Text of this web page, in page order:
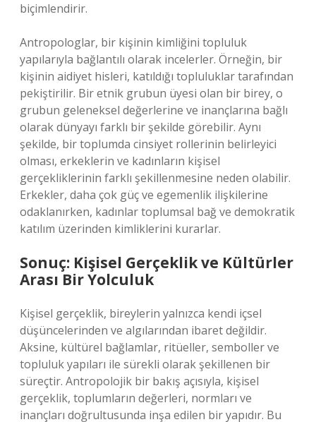
biçimlendirir.
Antropologlar, bir kişinin kimliğini topluluk
yapılarıyla bağlantılı olarak incelerler. Örneğin, bir
kişinin aidiyet hisleri, katıldığı topluluklar tarafından
pekiştirilir. Bir etnik grubun üyesi olan bir birey, o
grubun geleneksel değerlerine ve inançlarına bağlı
olarak dünyayı farklı bir şekilde görebilir. Aynı
şekilde, bir toplumda cinsiyet rollerinin belirleyici
olması, erkeklerin ve kadınların kişisel
gerçekliklerinin farklı şekillenmesine neden olabilir.
Erkekler, daha çok güç ve egemenlik ilişkilerine
odaklanırken, kadınlar toplumsal bağ ve demokratik
katılım üzerinden kimliklerini kurarlar.
Sonuç: Kişisel Gerçeklik ve Kültürler
Arası Bir Yolculuk
Kişisel gerçeklik, bireylerin yalnızca kendi içsel
düşüncelerinden ve algılarından ibaret değildir.
Aksine, kültürel bağlamlar, ritüeller, semboller ve
topluluk yapıları ile sürekli olarak şekillenen bir
süreçtir. Antropolojik bir bakış açısıyla, kişisel
gerçeklik, toplumların değerleri, normları ve
inançları doğrultusunda inşa edilen bir yapıdır. Bu